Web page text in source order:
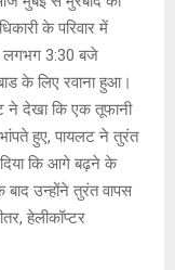
के परिवार में
लगभग 3:30 बजे
के लिए रवाना हुआ।
ने देखा कि एक तूफानी
हुए, पायलट ने तुरंत
कि आगे बढ़ने के
उन्होंने तुरंत वापस
हेलीकॉप्टर